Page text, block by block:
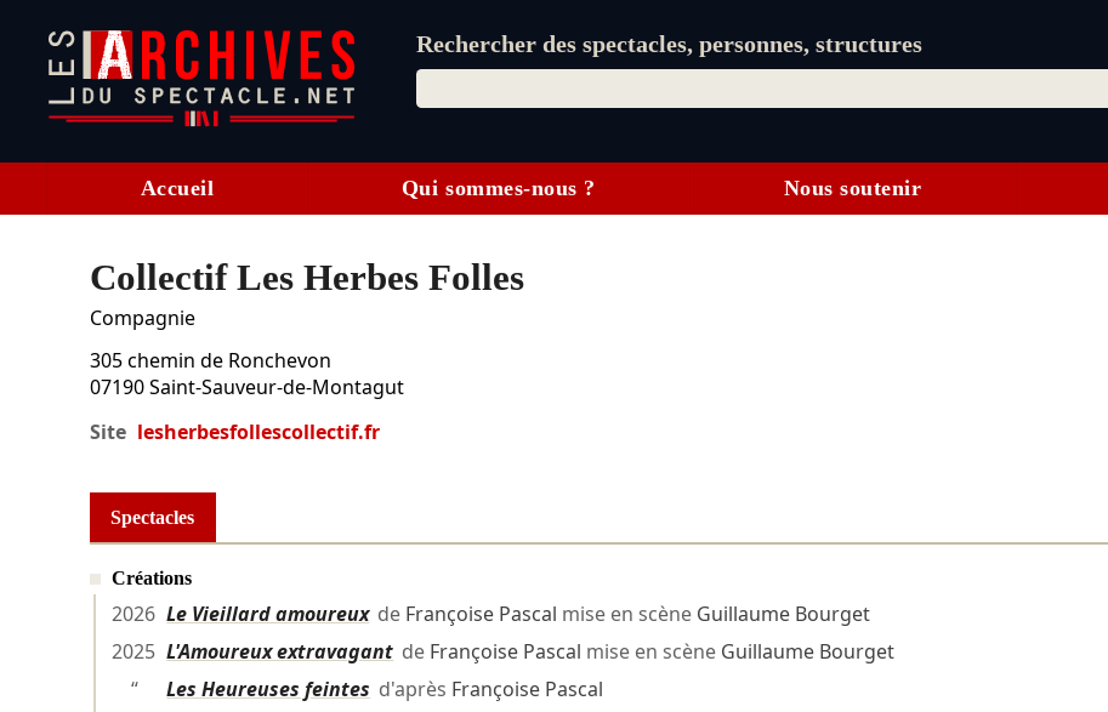
Rechercher des spectacles, personnes, structures
Accueil Qui sommes-nous ? Nous soutenir
Collectif Les Herbes Folles
Compagnie
305 chemin de Ronchevon
07190 Saint-Sauveur-de-Montagut
Site lesherbesfollescollectif.fr
Spectacles
Créations
2026 Le Vieillard amoureuxde Françoise Pascal mise en scène Guillaume Bourget
2025 L'Amoureux extravagant de Françoise Pascal mise en scène Guillaume Bourget
“
Les Heureuses feintes d'après Françoise Pascal